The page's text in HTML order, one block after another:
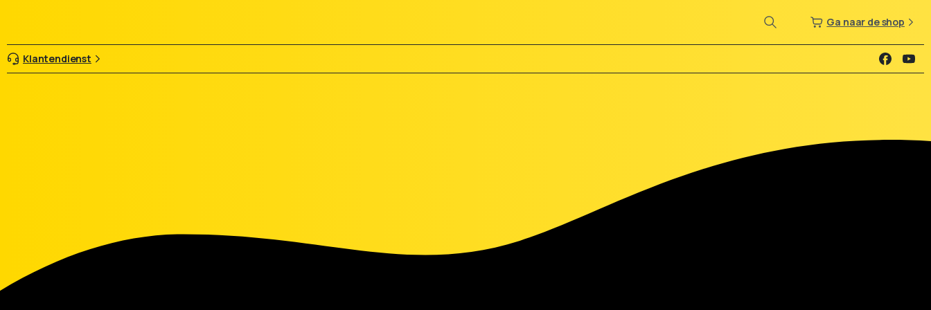
Ga naar de shop
Klantendienst